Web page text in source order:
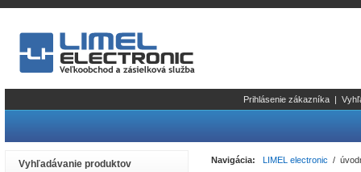
Prihlásenie zákazníka |
Vyhľadávanie produktov Navigácia: LIMEL electronic /